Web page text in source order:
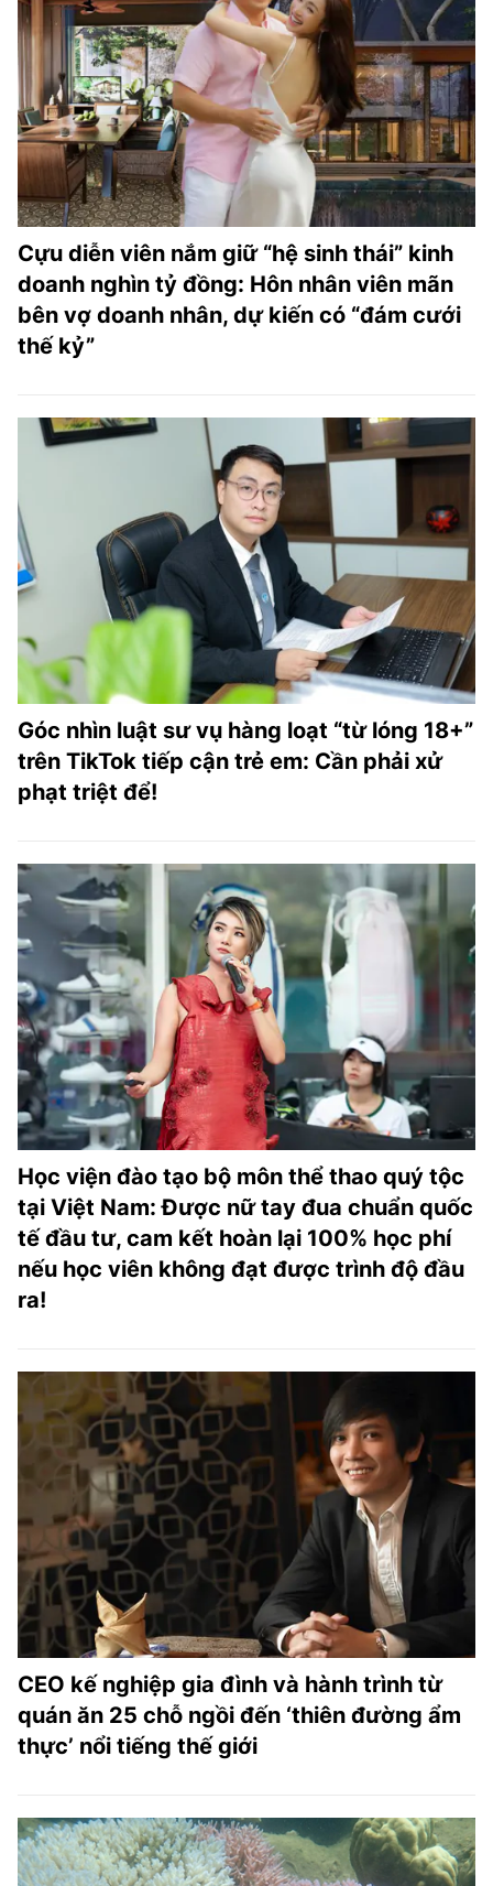
Cựu diễn viên nắm giữ “hệ sinh thái” kinh
doanh nghìn tỷ đồng: Hôn nhân viên mãn
bên vợ doanh nhân, dự kiến có “đám cưới
thế kỷ”
Góc nhìn luật sư vụ hàng loạt “từ lóng 18+”
trên TikTok tiếp cận trẻ em: Cần phải xử
phạt triệt để!
Học viện đào tạo bộ môn thể thao quý tộc
tại Việt Nam: Được nữ tay đua chuẩn quốc
tế đầu tư, cam kết hoàn lại 100% học phí
nếu học viên không đạt được trình độ đầu
ra!
CEO kế nghiệp gia đình và hành trình từ
quán ăn 25 chỗ ngồi đến ‘thiên đường ẩm
thực’ nổi tiếng thế giới